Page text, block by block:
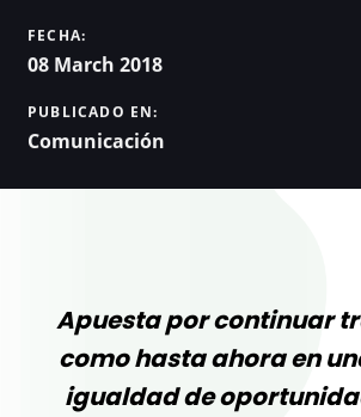
FECHA:
08 March 2018
PUBLICADO EN:
Comunicación
Apuesta por continuar
como hasta ahora en
igualdad de